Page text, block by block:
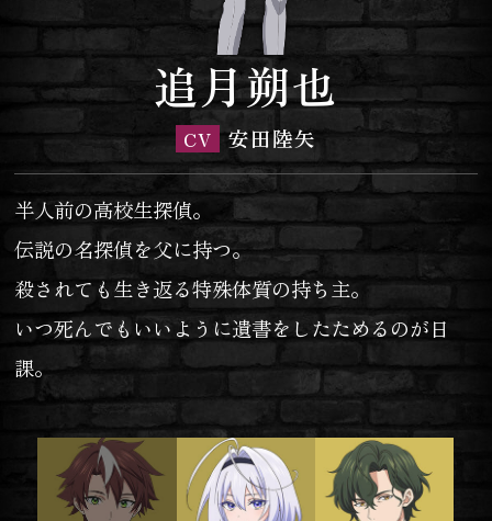
追月朔也
CV 安田陸矢
半人前の高校生探偵。
伝説の名探偵を父に持つ。
殺されても生き返る特殊体質の持ち主。
いつ死んでもいいように遺書をしたためるのが日
課。